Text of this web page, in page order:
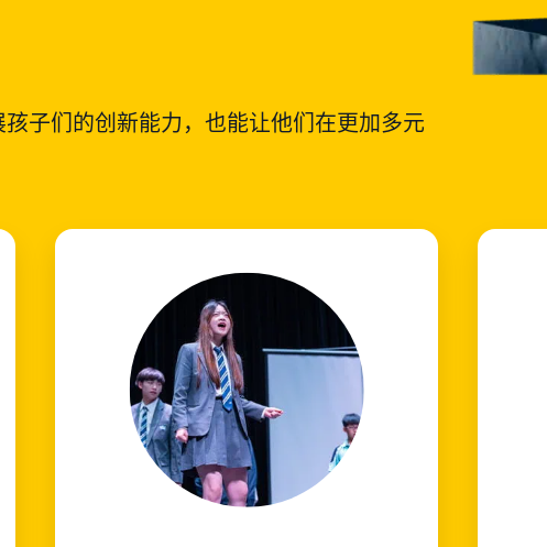
子们的创新能力，也能让他们在更加多元